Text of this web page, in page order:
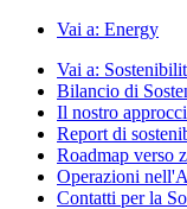
Vai a: Energy
Vai a:
Bilancio di
Il nostro
Report di
Roadmap verso
Operazioni
Contatti per la